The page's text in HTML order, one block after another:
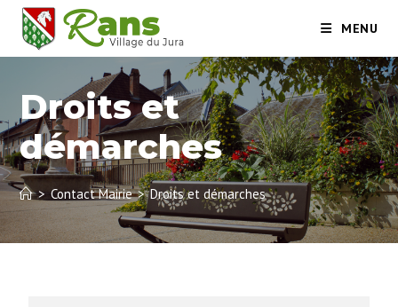
MENU
Droits et
démarches
> Contact Mairie > Droits et démarches